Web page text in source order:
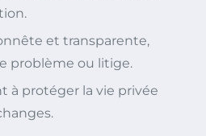
et transparente,
problème ou litige.
à protéger la vie privée